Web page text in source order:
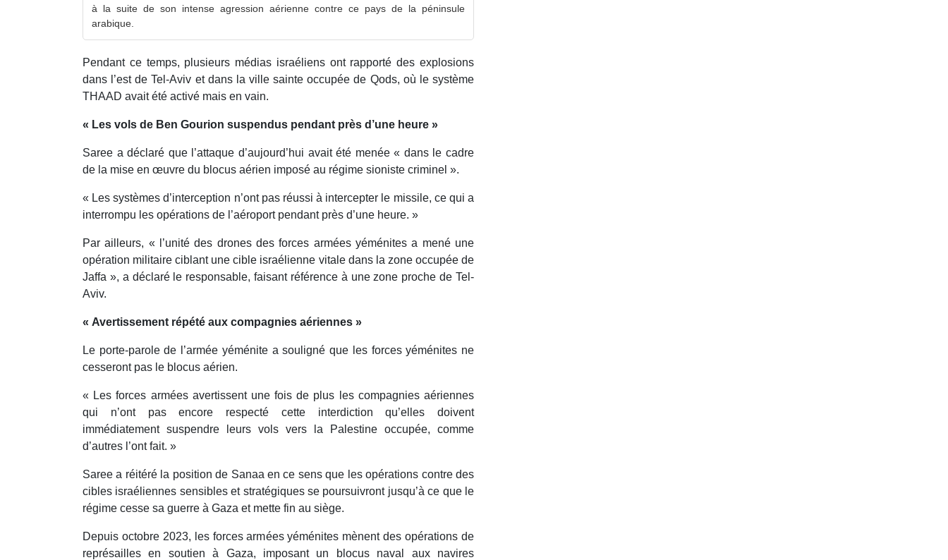
à la suite de son intense agression aérienne contre ce pays de la péninsule
arabique.
Pendant ce temps, plusieurs médias israéliens ont rapporté des explosions
dans l’est de Tel-Aviv et dans la ville sainte occupée de Qods, où le système
THAAD avait été activé mais en vain.
« Les vols de Ben Gourion suspendus pendant près d’une heure »
Saree a déclaré que l’attaque d’aujourd’hui avait été menée « dans le cadre
de la mise en œuvre du blocus aérien imposé au régime sioniste criminel ».
« Les systèmes d’interception n’ont pas réussi à intercepter le missile, ce qui a
interrompu les opérations de l’aéroport pendant près d’une heure. »
Par ailleurs, « l’unité des drones des forces armées yéménites a mené une
opération militaire ciblant une cible israélienne vitale dans la zone occupée de
Jaffa », a déclaré le responsable, faisant référence à une zone proche de Tel-
Aviv.
« Avertissement répété aux compagnies aériennes »
Le porte-parole de l’armée yéménite a souligné que les forces yéménites ne
cesseront pas le blocus aérien.
« Les forces armées avertissent une fois de plus les compagnies aériennes
qui n’ont pas encore respecté cette interdiction qu’elles doivent
immédiatement suspendre leurs vols vers la Palestine occupée, comme
d’autres l’ont fait. »
Saree a réitéré la position de Sanaa en ce sens que les opérations contre des
cibles israéliennes sensibles et stratégiques se poursuivront jusqu’à ce que le
régime cesse sa guerre à Gaza et mette fin au siège.
Depuis octobre 2023, les forces armées yéménites mènent des opérations de
représailles en soutien à Gaza, imposant un blocus naval aux navires